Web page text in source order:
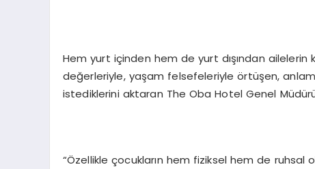
Hem yurt içinden hem de yurt dışından
değerleriyle, yaşam felsefeleriyle örtüşen,
istediklerini aktaran The Oba Hotel Genel
“Özellikle çocukların hem fiziksel hem de